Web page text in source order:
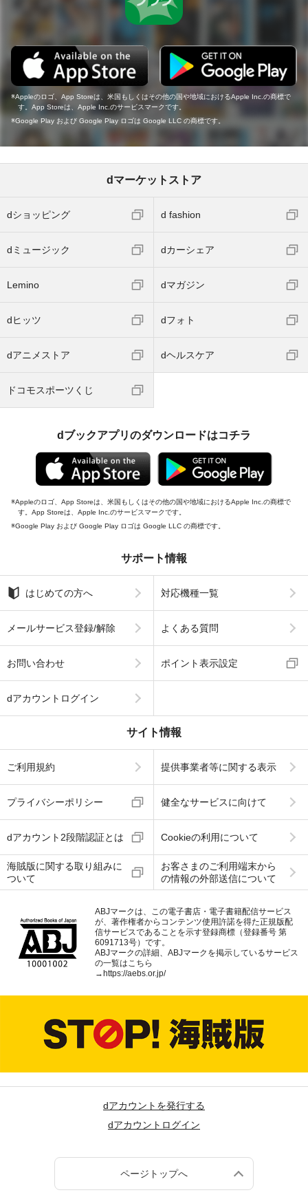
Appleのロゴ、App Storeは、米国もしくはその他の国や地域におけるApple Inc.の商標で
す。App Storeは、Apple Inc.のサービスマークです。
Google Play および Google Play ロゴは Google LLC の商標です。
dマーケットストア
dショッピング d fashion
dミュージック dカーシェア
Lemino dマガジン
dヒッツ dフォト
dアニメストア dヘルスケア
ドコモスポーツくじ
dブックアプリのダウンロードはコチラ
Appleのロゴ、App Storeは、米国もしくはその他の国や地域におけるApple Inc.の商標で
す。App Storeは、Apple Inc.のサービスマークです。
Google Play および Google Play ロゴは Google LLC の商標です。
サポート情報
はじめての方へ 対応機種一覧
メールサービス登録/解除 よくある質問
お問い合わせ ポイント表示設定
dアカウントログイン
サイト情報
ご利用規約 提供事業者等に関する表示
プライバシーポリシー 健全なサービスに向けて
dアカウント2段階認証とは Cookieの利用について
海賊版に関する取り組みに
ついて
お客さまのご利用端末から
の情報の外部送信について
ABJマークは、この電子書店・電子書籍配信サービス
が、著作権者からコンテンツ使用許諾を得た正規版配
信サービスであることを示す登録商標（登録番号 第
6091713号）です。
ABJマークの詳細、ABJマークを掲示しているサービス
の一覧はこちら
→ https://aebs.or.jp/
dアカウントを発行する
dアカウントログイン
ページトップへ